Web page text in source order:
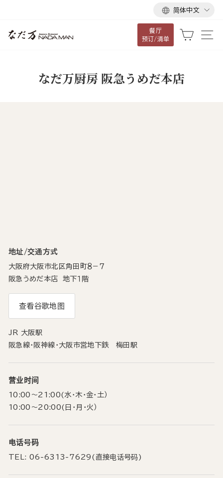
语
言
简体中文
餐厅
预订/清单
大车
なだ万厨房 阪急うめだ本店
地址/交通方式
大阪府大阪市北区角田町８−７
阪急うめだ本店 地下１階
查看谷歌地图
JR 大阪駅
阪急線・阪神線・大阪市営地下鉄 梅田駅
营业时间
10:00～21:00(水･木・金・土）
10:00～20:00(日･月･火）
电话号码
TEL: 06-6313-7629(直接电话号码)